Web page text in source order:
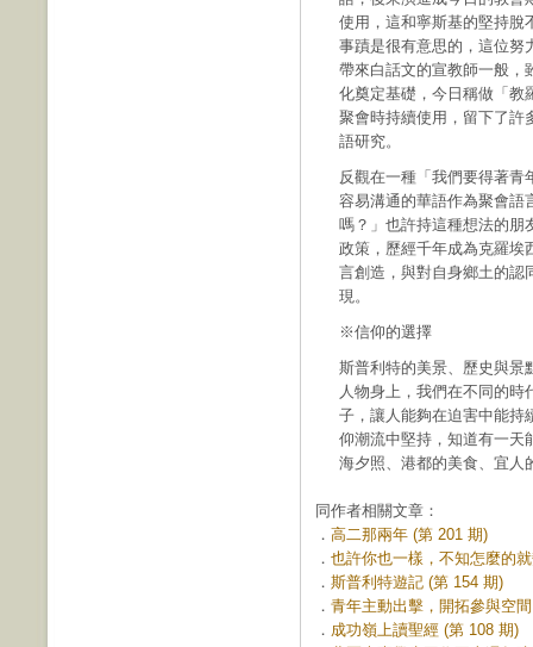
使用，這和寧斯基的堅持脫
事蹟是很有意思的，這位努
帶來白話文的宣教師一般，
化奠定基礎，今日稱做「教
聚會時持續使用，留下了許
語研究。
反觀在一種「我們要得著青
容易溝通的華語作為聚會語
嗎？」也許持這種想法的朋
政策，歷經千年成為克羅埃
言創造，與對自身鄉土的認
現。
※信仰的選擇
斯普利特的美景、歷史與景
人物身上，我們在不同的
子，讓人能夠在迫害中能持
仰潮流中堅持，知道有一天
海夕照、港都的美食、宜人
同作者相關文章：
． 高二那兩年 (第 201 期)
． 也許你也一樣，不知怎麼的
． 斯普利特遊記 (第 154 期)
． 青年主動出擊，開拓參與空
． 成功嶺上讀聖經 (第 108 期)